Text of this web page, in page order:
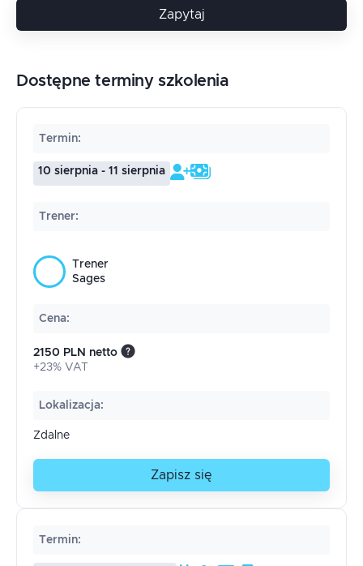
Zapytaj
Dostępne terminy szkolenia
Termin:
10 sierpnia - 11 sierpnia
Trener:
Trener
Sages
Cena:
2150 PLN netto
+23% VAT
Lokalizacja:
Zdalne
Zapisz się
Termin: